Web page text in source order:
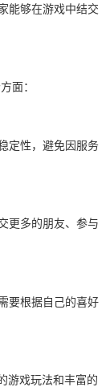
能够在游戏中结交
面：
定性，避免因服务
更多的朋友、参与
要根据自己的喜好
游戏玩法和丰富的